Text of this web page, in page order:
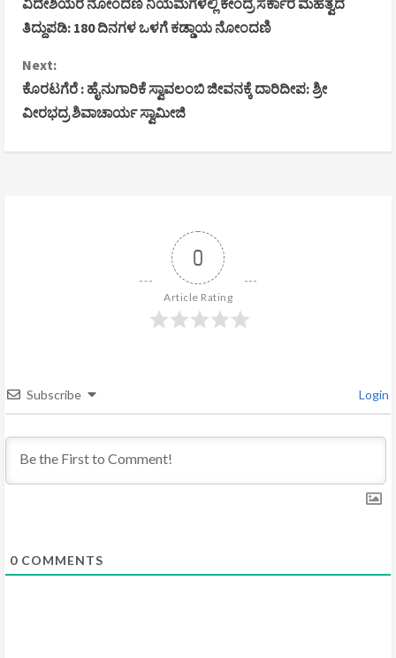
o
n
t
d
i
n
ವಿದೇಶಿಯರ ನೋಂದಣಿ ನಿಯಮಗಳಲ್ಲಿ ಕೇಂದ್ರ ಸರ್ಕಾರ ಮಹತ್ವದ
ತಿದ್ದುಪಡಿ: 180 ದಿನಗಳ ಒಳಗೆ ಕಡ್ಡಾಯ ನೋಂದಣಿ
Next:
ಕೊರಟಗೆರೆ : ಹೈನುಗಾರಿಕೆ ಸ್ವಾವಲಂಬಿ ಜೀವನಕ್ಕೆ ದಾರಿದೀಪ: ಶ್ರೀ
ವೀರಭದ್ರ ಶಿವಾಚಾರ್ಯ ಸ್ವಾಮೀಜಿ
0
Article Rating
Subscribe Login
0 COMMENTS